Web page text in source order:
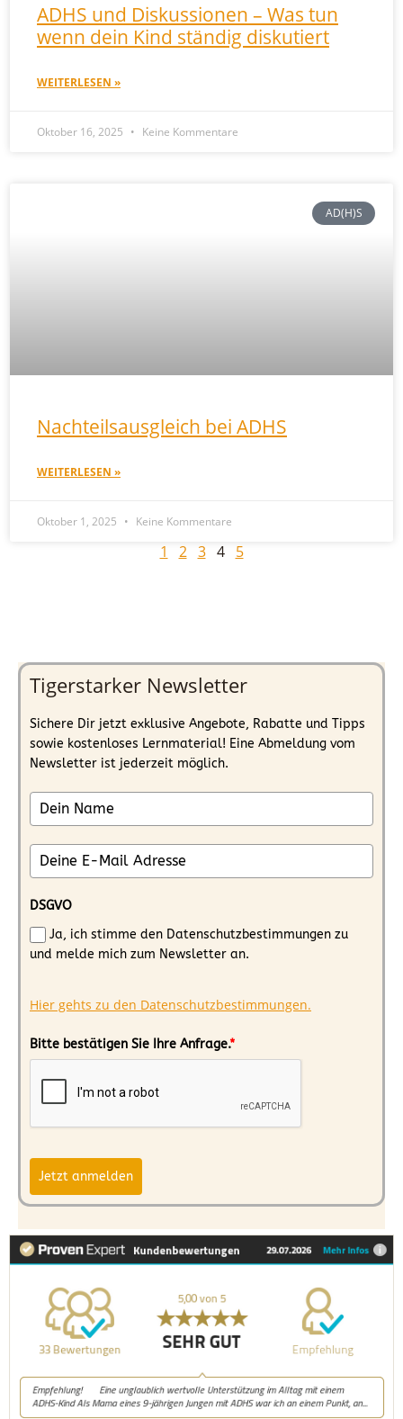
ADHS und Diskussionen – Was tun
wenn dein Kind ständig diskutiert
WEITERLESEN »
Oktober 16, 2025 Keine Kommentare
AD(H)S
Nachteilsausgleich bei ADHS
WEITERLESEN »
Oktober 1, 2025 Keine Kommentare
1 2 3 4 5
Tigerstarker Newsletter
Sichere Dir jetzt exklusive Angebote, Rabatte und Tipps
sowie kostenloses Lernmaterial! Eine Abmeldung vom
Newsletter ist jederzeit möglich.
DSGVO
Ja, ich stimme den Datenschutzbestimmungen zu
und melde mich zum Newsletter an.
Hier gehts zu den Datenschutzbestimmungen.
Bitte bestätigen Sie Ihre Anfrage.*
Jetzt anmelden